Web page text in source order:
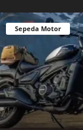
Sepeda Motor